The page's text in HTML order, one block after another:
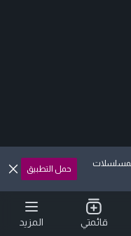
حمل التطبيق
قائمتي المزيد